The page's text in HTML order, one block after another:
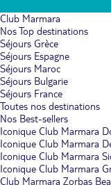
Club Marmara
Nos Top destinations
Séjours Grèce
Séjours Espagne
Séjours Maroc
Séjours Bulgarie
Séjours France
Toutes nos destinations
Nos Best-sellers
Iconique Club Marmara
Iconique Club Marmara
Iconique Club Marmara
Iconique Club Marmara
Club Marmara Zorbas